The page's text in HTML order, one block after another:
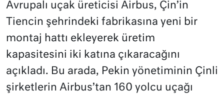
Avrupalı uçak üreticisi Airbus, Çin’in
Tiencin şehrindeki fabrikasına yeni bir
montaj hattı ekleyerek üretim
kapasitesini iki katına çıkaracağını
açıkladı. Bu arada, Pekin yönetiminin Çinli
şirketlerin Airbus’tan 160 yolcu uçağı